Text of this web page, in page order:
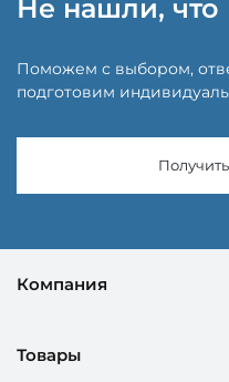
Не нашли, что
Поможем с выбором,
подготовим
Компания
Товары